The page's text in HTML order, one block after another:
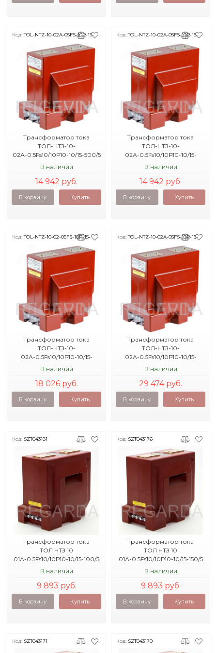
Код:TOL-NTZ-10-02A-05FS-10P-15-
Трансформатор тока
ТОЛ-НТЗ-10-
02А-0.5Fs10/10Р10-10/15-500/5
40кА УХЛ2
В наличии
14 942 руб.
В корзину Купить
Код:TOL-NTZ-10-02A-05FS-10P-15-
Трансформатор тока
ТОЛ-НТЗ-10-
02А-0.5Fs10/10Р10-10/15-
800/5 40кА УХЛ2
В наличии
14 942 руб.
В корзину Купить
Код:TOL-NTZ-10-02-05FS-10P-15-
Трансформатор тока
ТОЛ-НТЗ-10-
02А-0.5Fs10/10Р10-10/15-
1000/5 40кА УХЛ2
В наличии
18 026 руб.
В корзину Купить
Код:TOL-NTZ-10-02A-05FS-10P-15-
Трансформатор тока
ТОЛ-НТЗ-10-
02А-0.5Fs10/10Р10-10/15-
1500/5 40кА УХЛ2
В наличии
29 474 руб.
В корзину Купить
Код: SZT043181
Трансформатор тока
ТОЛ НТЗ 10
01А-0.5Fs10/10Р10-10/15-100/5
10кА УХЛ2
В наличии
9 893 руб.
В корзину Купить
Код: SZT043176
Трансформатор тока
ТОЛ НТЗ 10
01А-0.5Fs10/10Р10-10/15-150/5
16кА УХЛ2
В наличии
9 893 руб.
В корзину Купить
Код: SZT043171 Код: SZT043170